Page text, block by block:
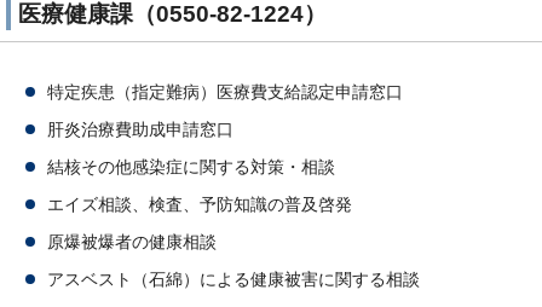
医療健康課（0550-82-1224）
特定疾患（指定難病）医療費支給認定申請窓口
肝炎治療費助成申請窓口
結核その他感染症に関する対策・相談
エイズ相談、検査、予防知識の普及啓発
原爆被爆者の健康相談
アスベスト（石綿）による健康被害に関する相談